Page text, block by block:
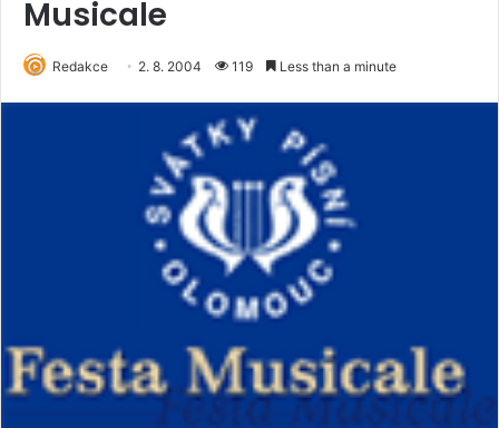
Musicale
Redakce 2. 8. 2004 119 Less than a minute